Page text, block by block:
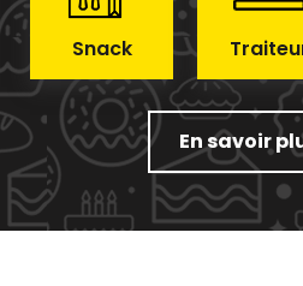
Snack
En savoir